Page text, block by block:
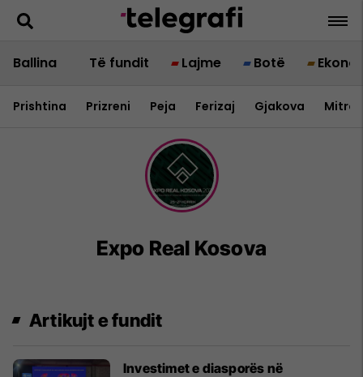
Ballina Të fundit Lajme Botë
Prishtina Prizreni Peja Ferizaj Gjakova
Expo Real Kosova
Artikujt e fundit
Investimet e diasporës në